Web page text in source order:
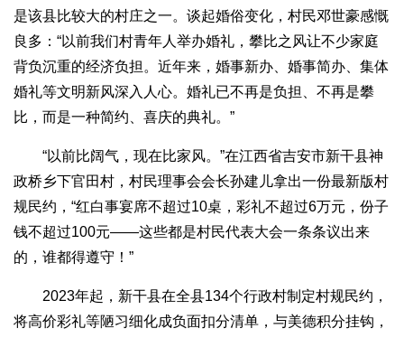
是该县比较大的村庄之一。谈起婚俗变化，村民邓世豪感慨
良多：“以前我们村青年人举办婚礼，攀比之风让不少家庭
背负沉重的经济负担。近年来，婚事新办、婚事简办、集体
婚礼等文明新风深入人心。婚礼已不再是负担、不再是攀
比，而是一种简约、喜庆的典礼。”
“以前比阔气，现在比家风。”在江西省吉安市新干县神
政桥乡下官田村，村民理事会会长孙建儿拿出一份最新版村
规民约，“红白事宴席不超过10桌，彩礼不超过6万元，份子
钱不超过100元——这些都是村民代表大会一条条议出来
的，谁都得遵守！”
2023年起，新干县在全县134个行政村制定村规民约，
将高价彩礼等陋习细化成负面扣分清单，与美德积分挂钩，